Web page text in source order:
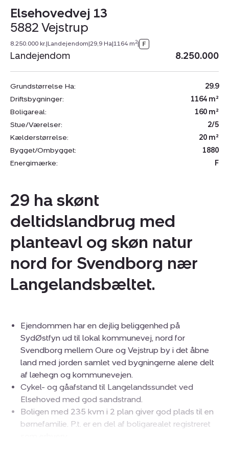
Elsehovedvej 13
5882 Vejstrup
8.250.000 kr.|Landejendom|29,9 Ha|1164 m2|
Landejendom 8.250.000
Grundstørrelse Ha:
29.9
Driftsbygninger:
1164 m²
Boligareal:
160 m²
Stue/Værelser:
2/5
Kælderstørrelse:
20 m²
Bygget/Ombygget:
1880
Energimærke:
F
29 ha skønt
deltidslandbrug med
planteavl og skøn natur
nord for Svendborg nær
Langelandsbæltet.
Ejendommen har en dejlig beliggenhed på
SydØstfyn ud til lokal kommunevej, nord for
Svendborg mellem Oure og Vejstrup by i det åbne
land med jorden samlet ved bygningerne alene delt
af læhegn og kommunevejen.
Cykel- og gåafstand til Langelandssundet ved
Elsehoved med god sandstrand.
Boligen med 235 kvm i 2 plan giver god plads til en
børnefamilie. P.t. er en del af boligarealet registreret